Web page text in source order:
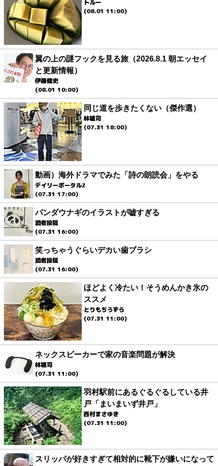
トルー
(08.01 11:00)
翼の上の謎フックを見る旅（2026.8.1 朝エッセイ
と更新情報）
伊藤健史
(08.01 10:00)
同じ道を歩きたくない（傑作選）
林雄司
(07.31 18:00)
動画）海外ドラマでみた「詩の朗読会」をやる
デイリーポータルZ
(07.31 17:00)
パンダウナギのイラストが嘘すぎる
読者投稿
(07.31 16:00)
笑っちゃうぐらいデカい歯ブラシ
読者投稿
(07.31 16:00)
ほどよく冷たい！そうめんかき氷の
ススメ
とりもちうずら
(07.31 11:00)
ネックスピーカーで家の音楽問題が解決
林雄司
(07.31 11:00)
羽村駅前にあるぐるぐるしている井
戸「まいまいず井戸」
西村まさゆき
(07.31 11:00)
スリッパが好きすぎて相対的に靴下が嫌いになって